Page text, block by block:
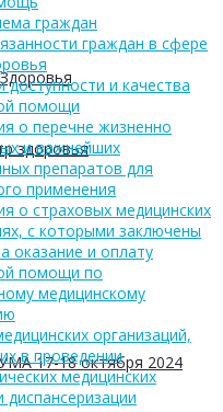
здоровья
17-18 октября 2024
граждан
граждан в сфере
доступности и качества
помощи
о перечне жизненно
и важнейших
препаратов для
применения
о страховых медицинских
с которыми заключены
оказание и оплату
помощи по
медицинскому
организаций,
в проведении
медицинских